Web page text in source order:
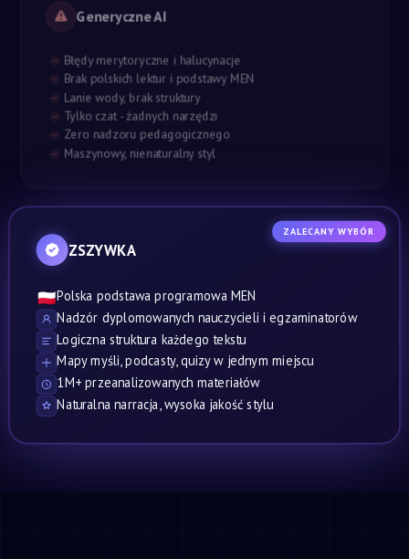
Generyczne AI
Błędy merytoryczne i halucynacje
Brak polskich lektur i podstawy MEN
Lanie wody, brak struktury
Tylko czat - żadnych narzędzi
Zero nadzoru pedagogicznego
Maszynowy, nienaturalny styl
ZALECANY WYBÓR
ZSZYWKA
🇵🇱Polska podstawa programowa MEN
Nadzór dyplomowanych nauczycieli i egzaminatorów
Logiczna struktura każdego tekstu
Mapy myśli, podcasty, quizy w jednym miejscu
1M+ przeanalizowanych materiałów
Naturalna narracja, wysoka jakość stylu